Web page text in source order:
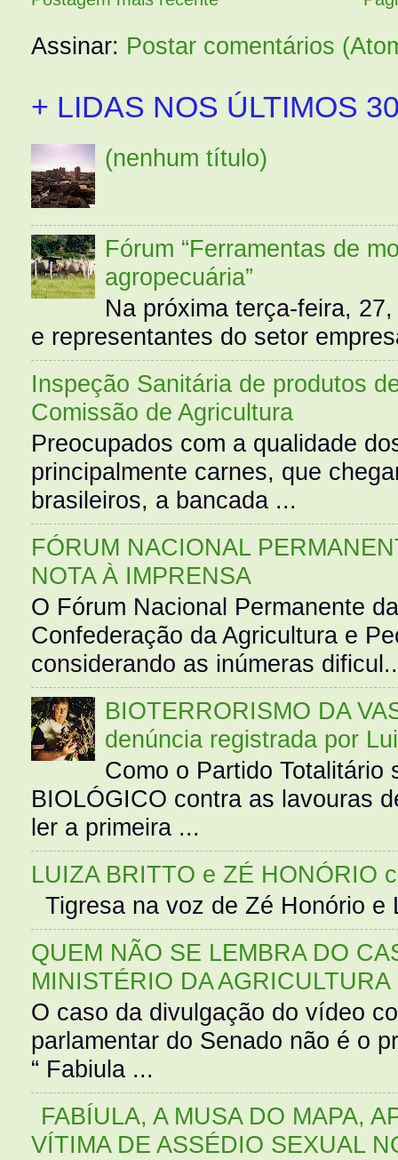
Assinar: Postar comentários
+ LIDAS NOS ÚLTIMOS
(nenhum título)
Fórum “Ferramentas de
agropecuária”
Na próxima terça-feira,
e representantes do setor
Inspeção Sanitária de produtos
Comissão de Agricultura
Preocupados com a qualidade
principalmente carnes, que
brasileiros, a bancada ...
FÓRUM NACIONAL
NOTA À IMPRENSA
O Fórum Nacional Permanente
Confederação da Agricultura e
considerando as inúmeras
BIOTERRORISMO DA
denúncia registrada por
Como o Partido Totalitário
BIOLÓGICO contra as lavouras
ler a primeira ...
LUIZA BRITTO e ZÉ HONÓRIO
Tigresa na voz de Zé Honório
QUEM NÃO SE LEMBRA DO
MINISTÉRIO DA AGRICULTURA
O caso da divulgação do vídeo
parlamentar do Senado não é o
“ Fabiula ...
FABÍULA, A MUSA DO MAPA,
VÍTIMA DE ASSÉDIO SEXUAL